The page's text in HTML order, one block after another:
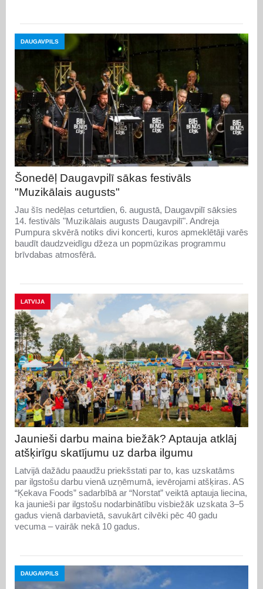
DAUGAVPILS
Šonedēļ Daugavpilī sākas festivāls
"Muzikālais augusts"
Jau šīs nedēļas ceturtdien, 6. augustā, Daugavpilī sāksies
14. festivāls "Muzikālais augusts Daugavpilī". Andreja
Pumpura skvērā notiks divi koncerti, kuros apmeklētāji varēs
baudīt daudzveidīgu džeza un popmūzikas programmu
brīvdabas atmosfērā.
LATVIJA
Jaunieši darbu maina biežāk? Aptauja atklāj
atšķirīgu skatījumu uz darba ilgumu
Latvijā dažādu paaudžu priekšstati par to, kas uzskatāms
par ilgstošu darbu vienā uzņēmumā, ievērojami atšķiras. AS
“Ķekava Foods” sadarbībā ar “Norstat” veiktā aptauja liecina,
ka jaunieši par ilgstošu nodarbinātību visbiežāk uzskata 3–5
gadus vienā darbavietā, savukārt cilvēki pēc 40 gadu
vecuma – vairāk nekā 10 gadus.
DAUGAVPILS